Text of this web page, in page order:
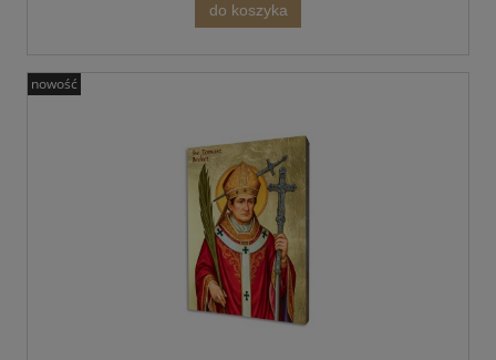
do koszyka
nowość